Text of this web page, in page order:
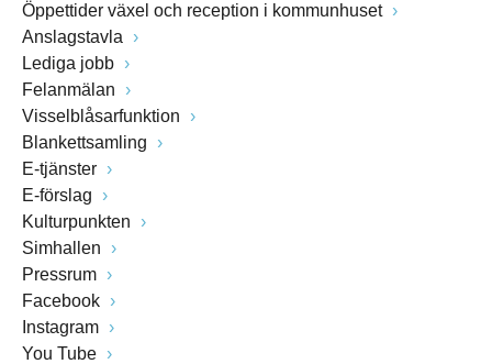
Öppettider växel och reception i kommunhuset
Anslagstavla
Lediga jobb
Felanmälan
Visselblåsarfunktion
Blankettsamling
E-tjänster
E-förslag
Kulturpunkten
Simhallen
Pressrum
Facebook
Instagram
You Tube